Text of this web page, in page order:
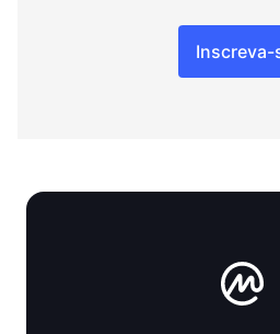
Inscreva-